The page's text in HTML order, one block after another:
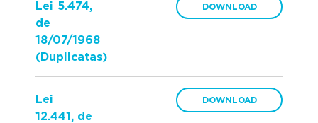
Lei 5.474,
de
18/07/1968
(Duplicatas)
Lei
12.441, de